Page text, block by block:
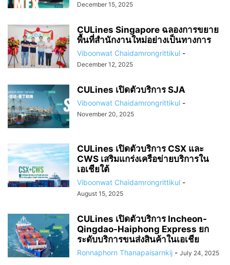
December 15, 2025
CULines Singapore ฉลองการขยาย
พื้นที่สำนักงานใหม่อย่างเป็นทางการ
Viboonwat Chaidamrongrittikul -
December 12, 2025
CULines เปิดตัวบริการ SJA
Viboonwat Chaidamrongrittikul -
November 20, 2025
CULines เปิดตัวบริการ CSX และ
CWS เสริมแกร่งเครือข่ายบริการใน
เอเชียใต้
Viboonwat Chaidamrongrittikul -
August 15, 2025
CULines เปิดตัวบริการ Incheon-
Qingdao-Haiphong Express ยก
ระดับบริการขนส่งสินค้าในเอเชีย
Ronnaphorn Thanapaisarnkij - July 24, 2025